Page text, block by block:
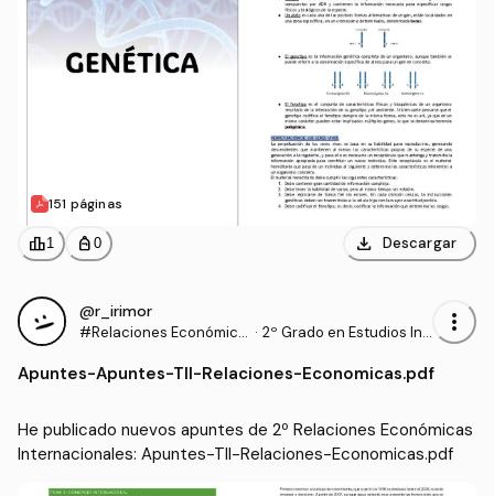
151 páginas
leaderboard1 personal_bag 0 download Descargar
@r_irimor
#Relaciones Económica · 2º Grado en Estudios Int
more_vert
Apuntes-Apuntes-TII-Relaciones-Economicas.pdf
He publicado nuevos apuntes de 2º Relaciones Económicas
Internacionales: Apuntes-TII-Relaciones-Economicas.pdf